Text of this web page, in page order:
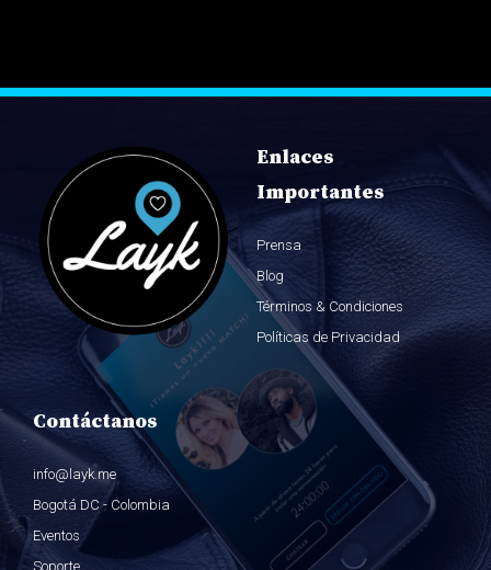
Enlaces
Importantes
Prensa
Blog
Términos & Condiciones
Políticas de Privacidad
Contáctanos
info@layk.me
Bogotá DC - Colombia
Eventos
Soporte